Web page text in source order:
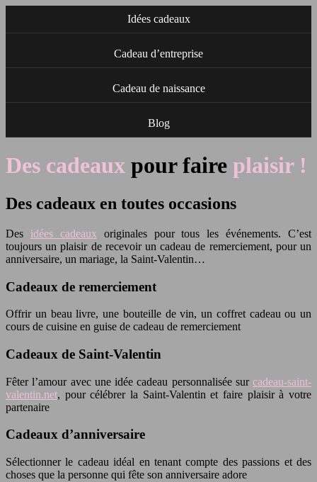
Idées cadeaux
Cadeau d’entreprise
Cadeau de naissance
Blog
Des cadeaux pour faire plaisir !
Des cadeaux en toutes occasions
Des idées cadeaux originales pour tous les événements. C’est
toujours un plaisir de recevoir un cadeau de remerciement, pour un
anniversaire, un mariage, la Saint-Valentin…
Cadeaux de remerciement
Offrir un beau livre, une bouteille de vin, un coffret cadeau ou un
cours de cuisine en guise de cadeau de remerciement
Cadeaux de Saint-Valentin
Fêter l’amour avec une idée cadeau personnalisée sur cadeau-saint-
valentin.net, pour célébrer la Saint-Valentin et faire plaisir à votre
partenaire
Cadeaux d’anniversaire
Sélectionner le cadeau idéal en tenant compte des passions et des
choses que la personne qui fête son anniversaire adore